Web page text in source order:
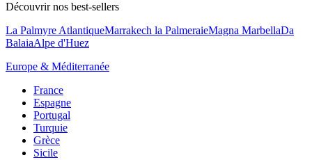
Découvrir nos best-sellers
La Palmyre AtlantiqueMarrakech la PalmeraieMagna MarbellaDa
BalaiaAlpe d'Huez
Europe & Méditerranée
France
Espagne
Portugal
Turquie
Grèce
Sicile